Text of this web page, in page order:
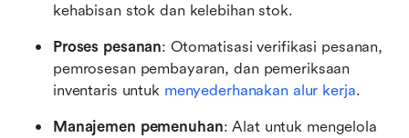
kehabisan stok dan kelebihan stok.
Proses pesanan: Otomatisasi verifikasi pesanan,
pemrosesan pembayaran, dan pemeriksaan
inventaris untuk menyederhanakan alur kerja.
Manajemen pemenuhan: Alat untuk mengelola